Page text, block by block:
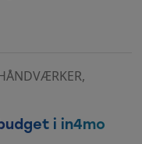
i in4mo